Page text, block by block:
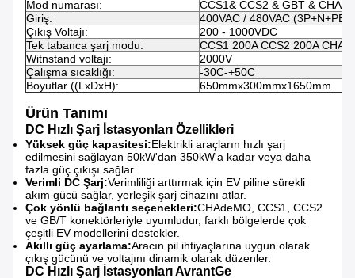
Mod numarası:
CCS1& CCS2 & GBT &
Giriş:
400VAC / 480VAC (3P+N+PE)
Çıkış Voltajı:
200 - 1000VDC
Tek tabanca şarj modu:
CCS1 200A CCS2 200A
Witnstand voltajı:
2000V
Çalışma sıcaklığı:
-30C-+50C
Boyutlar ((LxDxH):
650mmx300mmx1650mm
Ürün Tanımı
DC Hızlı Şarj İstasyonları Özellikleri
Yüksek güç kapasitesi:Elektrikli araçların hızlı şarj
edilmesini sağlayan 50kW'dan 350kW'a kadar veya daha
fazla güç çıkışı sağlar.
Verimli DC Şarj:Verimliliği arttırmak için EV piline sürekli
akım gücü sağlar, yerleşik şarj cihazını atlar.
Çok yönlü bağlantı seçenekleri:CHAdeMO, CCS1, CCS2
ve GB/T konektörleriyle uyumludur, farklı bölgelerde çok
çeşitli EV modellerini destekler.
Akıllı güç ayarlama:Aracın pil ihtiyaçlarına uygun olarak
çıkış gücünü ve voltajını dinamik olarak düzenler.
DC Hızlı Şarj İstasyonlarıAvrantGe